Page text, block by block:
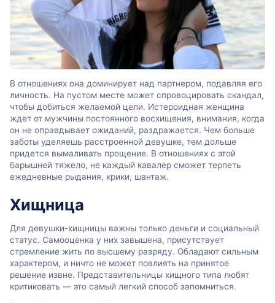
В отношениях она доминирует над партнером, подавляя его
личность. На пустом месте может спровоцировать скандал,
чтобы добиться желаемой цели. Истероидная женщина
ждет от мужчины постоянного восхищения, внимания, когда
он не оправдывает ожиданий, раздражается. Чем больше
заботы уделяешь расстроенной девушке, тем дольше
придется вымаливать прощение. В отношениях с этой
барышней тяжело, не каждый кавалер сможет терпеть
ежедневные рыдания, крики, шантаж.
Хищница
Для девушки-хищницы важны только деньги и социальный
статус. Самооценка у них завышена, присутствует
стремление жить по высшему разряду. Обладают сильным
характером, и ничто не может повлиять на принятое
решение извне. Представительницы хищного типа любят
критиковать — это самый легкий способ запомниться.